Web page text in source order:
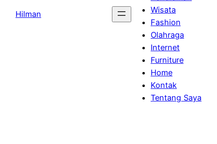
Hilman
Wisata
Fashion
Olahraga
Internet
Furniture
Home
Kontak
Tentang Saya